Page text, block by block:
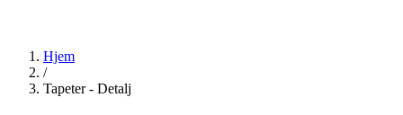
Hjem
/
Tapeter - Detalj